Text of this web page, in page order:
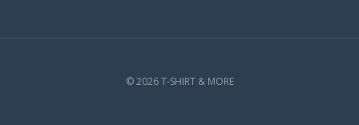
© 2026 T-SHIRT & MORE